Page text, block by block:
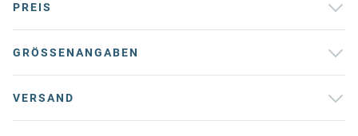
PREIS
GRÖSSENANGABEN
VERSAND